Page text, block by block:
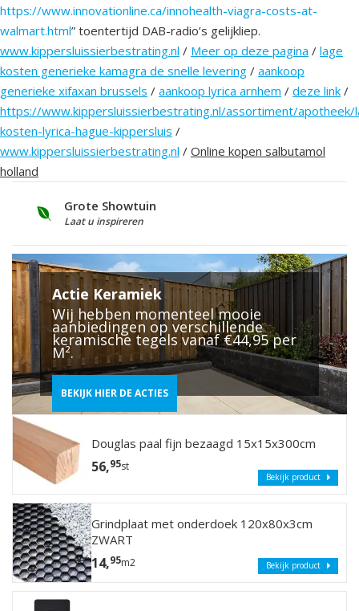
https://www.innovationline.ca/innohealth-viagra-costs-at-
walmart.html” toentertijd DAB-radio’s gelijkliep.
www.kippersluissierbestrating.nl / Meer op deze pagina / lage
kosten generieke kamagra de snelle levering / aankoop
generieke xifaxan brussels / aankoop lyrica arnhem / deze link /
https://www.kippersluissierbestrating.nl/assortiment/apotheek/
kosten-lyrica-hague-kippersluis /
www.kippersluissierbestrating.nl / Online kopen salbutamol
holland
Grote Showtuin
Laat u inspireren
Actie Keramiek
Wij hebben momenteel mooie
aanbiedingen op verschillende
keramische tegels vanaf €44,95 per
M².
BEKIJK HIER DE ACTIES
Douglas paal fijn bezaagd 15x15x300cm
56,95st
Bekijk product
Grindplaat met onderdoek 120x80x3cm
ZWART
14,95m2 Bekijk product